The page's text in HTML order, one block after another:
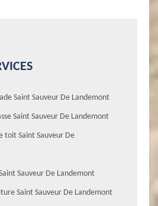
Saint Sauveur De Landemont
Saint Sauveur De Landemont
toit Saint Sauveur De
Sauveur De Landemont
Saint Sauveur De Landemont